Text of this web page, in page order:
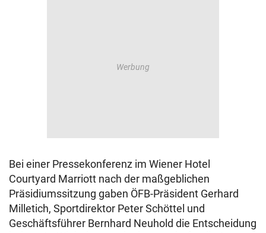
Bei einer Pressekonferenz im Wiener Hotel
Courtyard Marriott nach der maßgeblichen
Präsidiumssitzung gaben ÖFB-Präsident Gerhard
Milletich, Sportdirektor Peter Schöttel und
Geschäftsführer Bernhard Neuhold die Entscheidung